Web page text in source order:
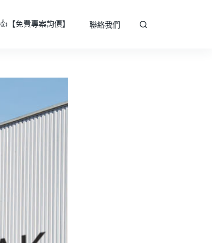
👍【免費專案詢價】 聯絡我們